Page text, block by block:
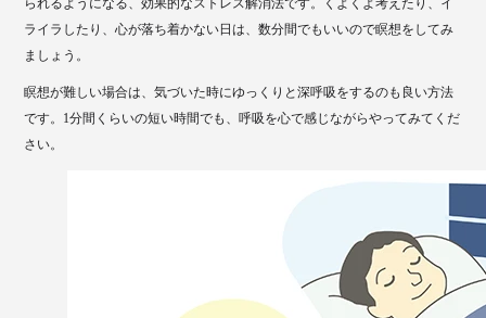
られるようになる、効果的なストレス解消法です。くよくよ考えたり、イ
ライラしたり、心が落ち着かない日は、数分間でもいいので瞑想をしてみ
ましょう。
瞑想が難しい場合は、気づいた時にゆっくりと深呼吸をするのも良い方法
です。1分間くらいの短い時間でも、呼吸を心で感じながらやってみてくだ
さい。